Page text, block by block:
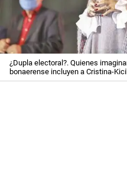
¿Dupla electoral?. Quienes
bonaerense incluyen a Cristina-